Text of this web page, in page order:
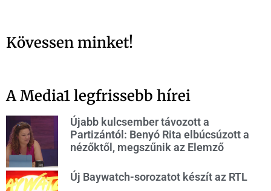
Kövessen minket!
A Media1 legfrissebb hírei
Újabb kulcsember távozott a
Partizántól: Benyó Rita elbúcsúzott a
nézőktől, megszűnik az Elemző
Új Baywatch-sorozatot készít az RTL